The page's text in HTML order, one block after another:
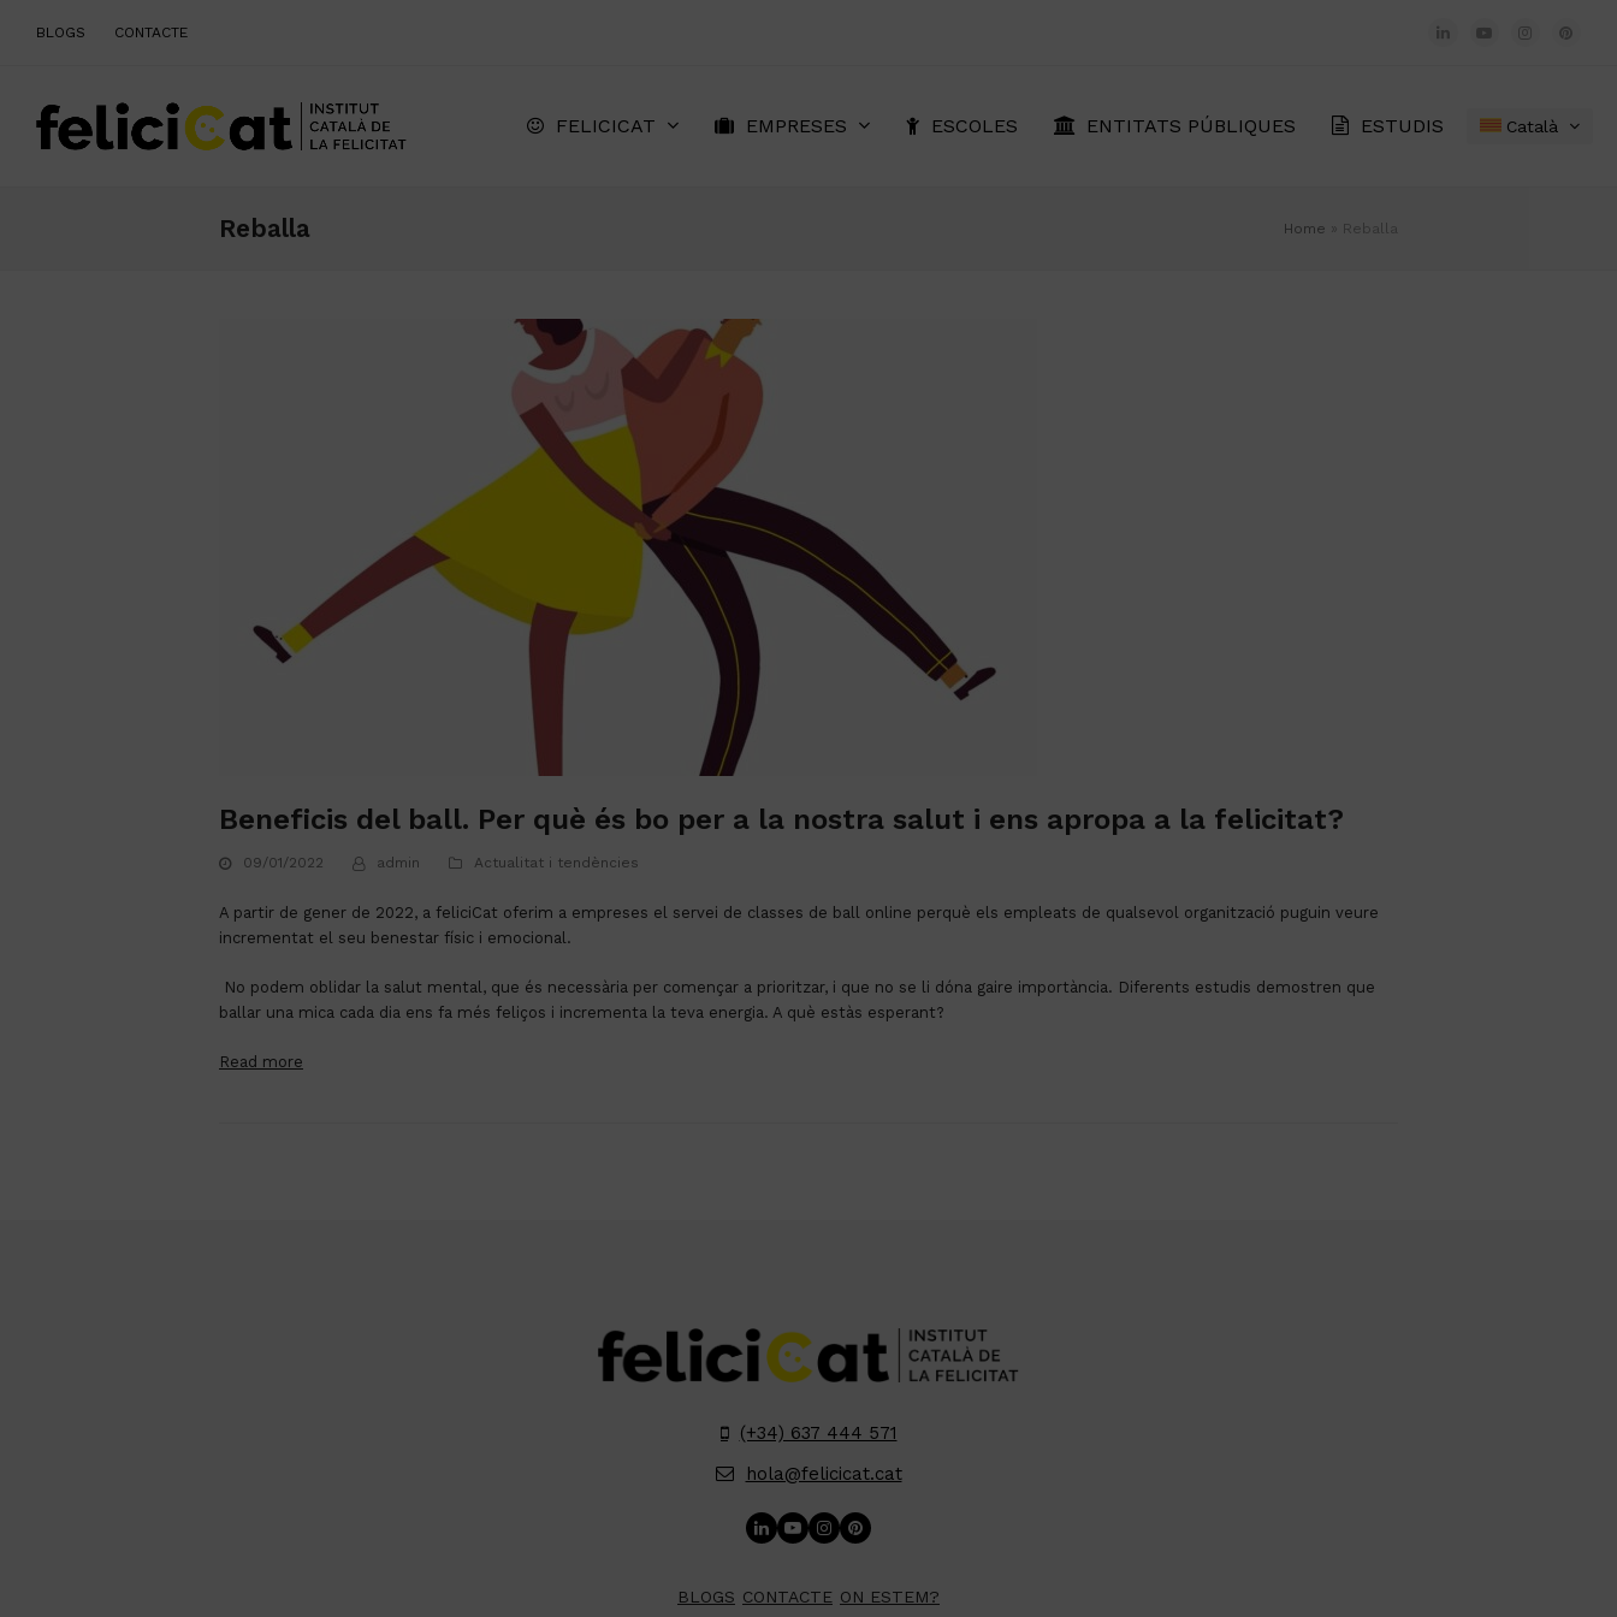
BLOGS CONTACTE LinkedInYouTubeInstagram
FELICICAT EMPRESES ESCOLES ENTITATS PÚBLIQUES ESTUDIS Català
Reballa Home » Reballa
Beneficis del ball. Per què és bo per a la nostra salut i ens apropa a la felicitat?
09/01/2022 admin Actualitat i tendències
A partir de gener de 2022, a feliciCat oferim a empreses el servei de classes de ball online perquè els empleats de qualsevol organització puguin veure
incrementat el seu benestar físic i emocional.
ballar una mica cada dia ens fa més feliços i incrementa la teva energia. A què estàs esperant?
Read more
(+34) 637 444 571
hola@felicicat.cat
LinkedIn
YouTube
Instagram
Pinterest
BLOGS CONTACTE ON ESTEM?